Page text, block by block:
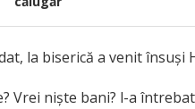
la biserică a venit
Vrei nişte bani? l-a